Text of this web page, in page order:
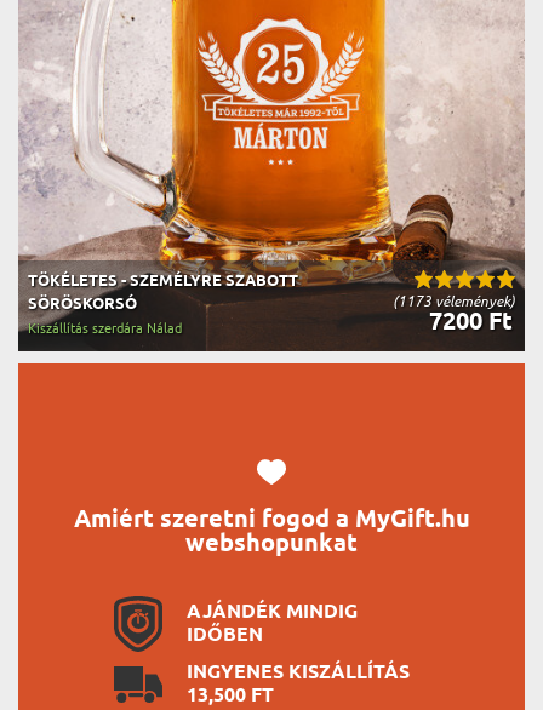
(1173 vélemények)
TÖKÉLETES - SZEMÉLYRE SZABOTT
SÖRÖSKORSÓ
7200 Ft
Kiszállítás szerdára Nálad
Amiért szeretni fogod a MyGift.hu
webshopunkat
AJÁNDÉK MINDIG
IDŐBEN
INGYENES KISZÁLLÍTÁS
13,500 FT